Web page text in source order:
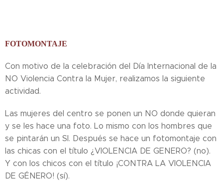
FOTOMONTAJE
Con motivo de la celebración del Día Internacional de la
NO Violencia Contra la Mujer, realizamos la siguiente
actividad.
Las mujeres del centro se ponen un NO donde quieran
y se les hace una foto. Lo mismo con los hombres que
se pintarán un SI. Después se hace un fotomontaje con
las chicas con el título ¿VIOLENCIA DE GENERO? (no).
Y con los chicos con el título ¡CONTRA LA VIOLENCIA
DE GÉNERO! (sí).